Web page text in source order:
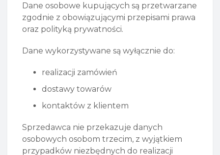
Dane osobowe kupujących są przetwarzane
zgodnie z obowiązującymi przepisami prawa
oraz polityką prywatności.
Dane wykorzystywane są wyłącznie do:
realizacji zamówień
dostawy towarów
kontaktów z klientem
Sprzedawca nie przekazuje danych
osobowych osobom trzecim, z wyjątkiem
przypadków niezbędnych do realizacji